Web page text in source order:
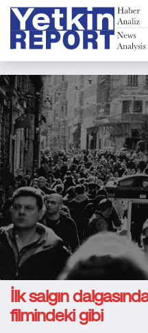
İlk salgın
filmindeki gibi